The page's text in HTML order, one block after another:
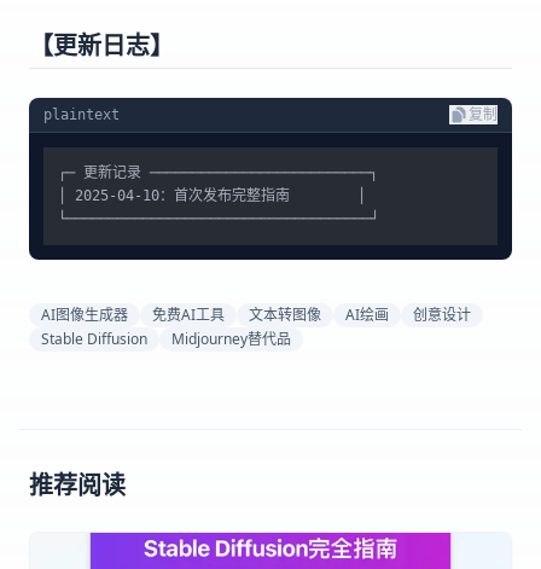
【更新日志】
plaintext 复制
┌─ 更新记录 ──────────────────────────┐
│ 2025-04-10：首次发布完整指南        │
AI图像生成器 免费AI工具 文本转图像 AI绘画
创意设计
Stable Diffusion
Midjourney替代品
推荐阅读